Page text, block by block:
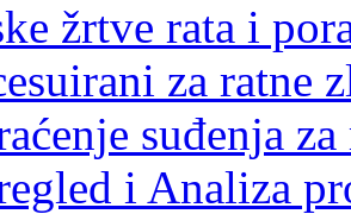
žrtve rata i
za ratne
suđenja
i Analiza